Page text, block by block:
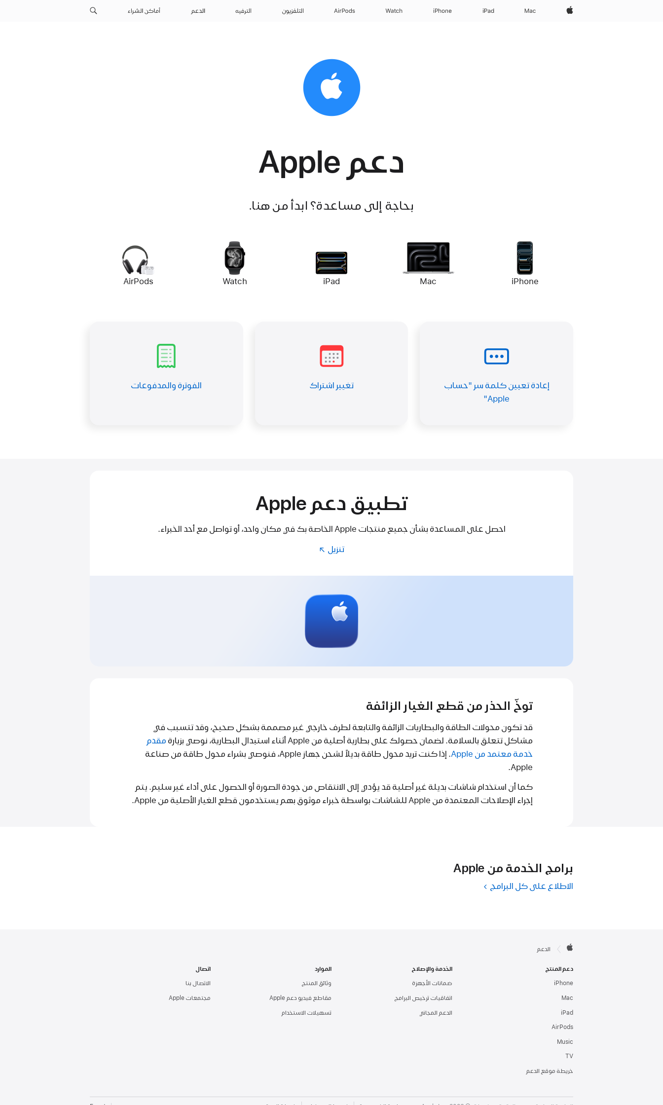
Apple‏
Mac
iPad‏
iPhone
Watch
AirPods التلفزيون الترفيه الدعم أماكن الشراء
دعم Apple
بحاجة إلى مساعدة؟ ابدأ من هنا.
iPhone
Mac
iPad
Watch
AirPods
إعادة تعيين كلمة سر "حساب
Apple"
تغيير اشتراك الفوترة والمدفوعات
تطبيق دعم Apple
احصل على المساعدة بشأن جميع منتجات Apple الخاصة بك في مكان واحد، أو تواصل مع أحد الخبراء.
تنزيل
توخّ الحذر من قطع الغيار الزائفة
قد تكون محولات الطاقة والبطاريات الزائفة والتابعة لطرف خارجي غير مصممة بشكل صحيح، وقد تتسبب في
مشاكل تتعلق بالسلامة. لضمان حصولك على بطارية أصلية من Apple أثناء استبدال البطارية، نوصي بزيارة
مقدم
خدمة معتمد من Apple
. إذا كنت تريد محول طاقة بديلاً لشحن جهاز Apple، فنوصي بشراء محول طاقة من صناعة
Apple.
كما أن استخدام شاشات بديلة غير أصلية قد يؤدي إلى الانتقاص من جودة الصورة أو الحصول على أداء غير سليم. يتم
إجراء الإصلاحات المعتمدة من Apple للشاشات بواسطة خبراء موثوق بهم يستخدمون قطع الغيار الأصلية من Apple.
برامج الخدمة من Apple
الاطلاع على كل البرامج
Apple
الدعم
دعم المنتج
دعم
iPhone
دعم
Mac
دعم
iPad
دعم
AirPods
دعم
Music
دعم
TV
خريطة موقع الدعم
الخدمة والإصلاح
ضمانات الأجهزة
اتفاقيات ترخيص البرامج
الدعم المجاني
الموارد
وثائق المنتج
مقاطع فيديو دعم Apple
تسهيلات الاستخدام
اتصال
الاتصال بنا
مجتمعات Apple